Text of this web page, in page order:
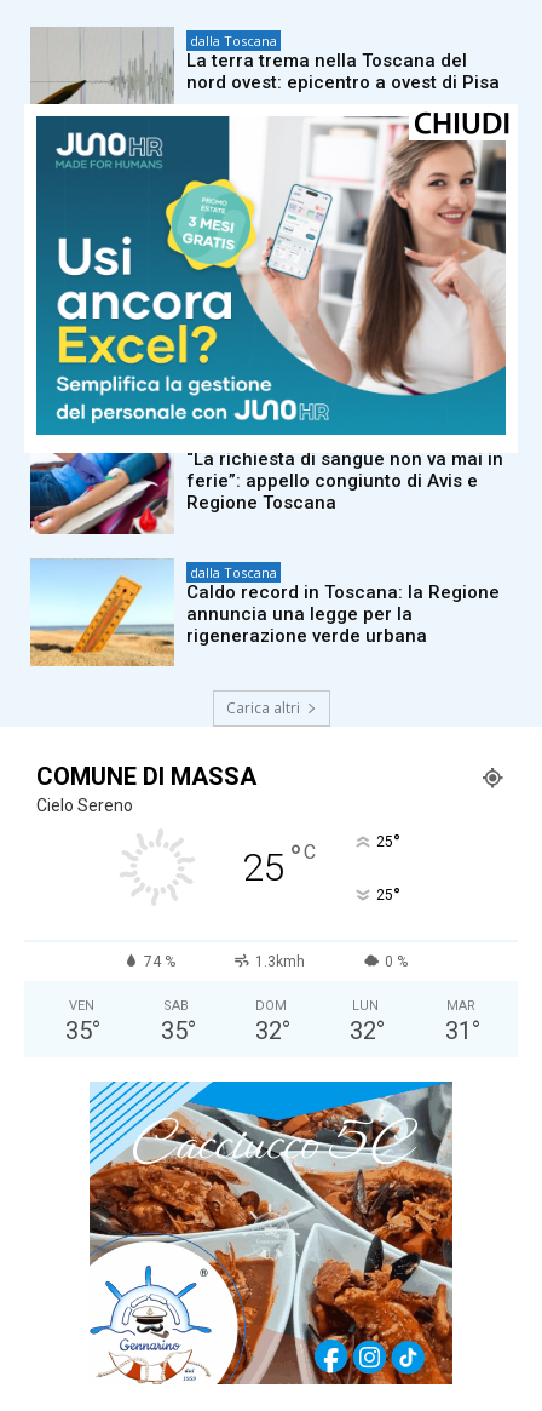
dalla Toscana
La terra trema nella Toscana del
nord ovest: epicentro a ovest di Pisa
Caldo record, ma le risorse idriche
della Toscana per ora non ne
risentono
dalla Toscana
Tajani a La Versiliana su Ceuta e stop
Schengen con Spagna: “Verifichiamo
chi arriva. C’è un ritorno dell’Isis”
dalla Toscana
“La richiesta di sangue non va mai in
ferie”: appello congiunto di Avis e
Regione Toscana
dalla Toscana
Caldo record in Toscana: la Regione
annuncia una legge per la
rigenerazione verde urbana
Carica altri
COMUNE DI MASSA
Cielo Sereno
25 °C 25°
25°
74 % 1.3kmh 0 %
VEN
35°
SAB
35°
DOM
32°
LUN
32°
MAR
31 °